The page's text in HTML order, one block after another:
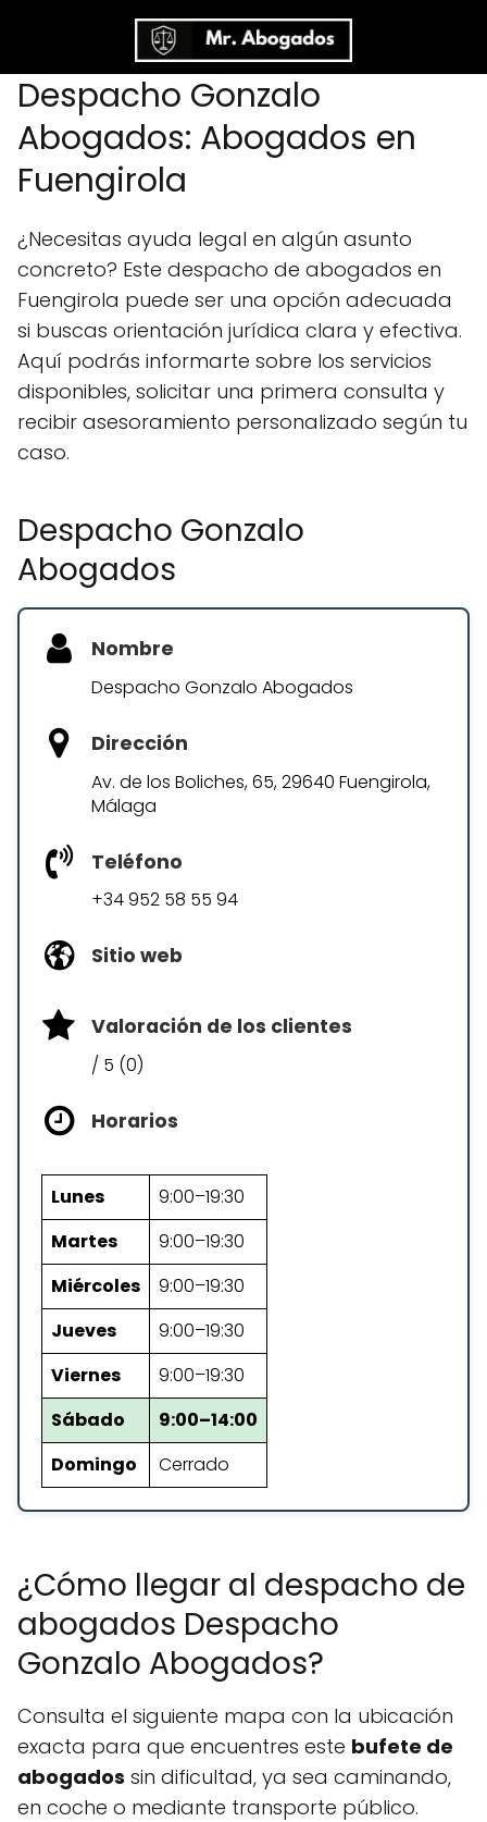
Despacho Gonzalo
Abogados: Abogados en
Fuengirola
¿Necesitas ayuda legal en algún asunto
concreto? Este despacho de abogados en
Fuengirola puede ser una opción adecuada
si buscas orientación jurídica clara y efectiva.
Aquí podrás informarte sobre los servicios
disponibles, solicitar una primera consulta y
recibir asesoramiento personalizado según tu
caso.
Despacho Gonzalo
Abogados
Nombre
Despacho Gonzalo Abogados
Dirección
Av. de los Boliches, 65, 29640 Fuengirola,
Málaga
Teléfono
+34 952 58 55 94
Sitio web
Valoración de los clientes
/ 5 (0)
Horarios
Lunes
9:00–19:30
Martes
9:00–19:30
Miércoles
9:00–19:30
Jueves
9:00–19:30
Viernes
9:00–19:30
Sábado
9:00–14:00
Domingo
Cerrado
¿Cómo llegar al despacho de
abogados Despacho
Gonzalo Abogados?
Consulta el siguiente mapa con la ubicación
exacta para que encuentres este bufete de
abogados sin dificultad, ya sea caminando,
en coche o mediante transporte público.